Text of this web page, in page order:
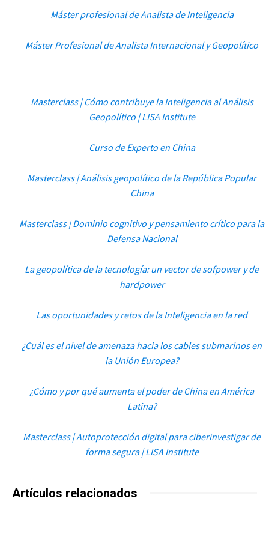
Máster profesional de Analista de Inteligencia
Máster Profesional de Analista Internacional y Geopolítico
Masterclass | Cómo contribuye la Inteligencia al Análisis
Geopolítico | LISA Institute
Curso de Experto en China
Masterclass | Análisis geopolítico de la República Popular
China
Masterclass | Dominio cognitivo y pensamiento crítico para la
Defensa Nacional
La geopolítica de la tecnología: un vector de sofpower y de
hardpower
Las oportunidades y retos de la Inteligencia en la red
¿Cuál es el nivel de amenaza hacia los cables submarinos en
la Unión Europea?
¿Cómo y por qué aumenta el poder de China en América
Latina?
Masterclass | Autoprotección digital para ciberinvestigar de
forma segura | LISA Institute
Artículos relacionados